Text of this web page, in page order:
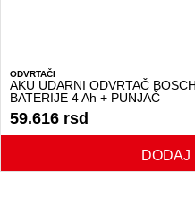
ODVRTAČI
AKU UDARNI ODVRTAČ
BATERIJE 4 Ah + PUNJAČ
59.616 rsd
DODAJ